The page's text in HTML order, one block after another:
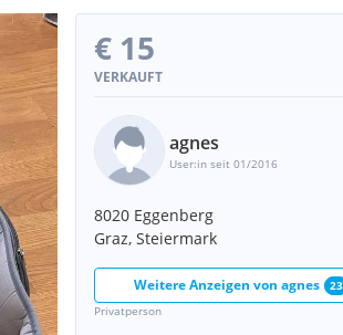
€ 15
VERKAUFT
agnes
User:in seit 01/2016
8020 Eggenberg
Graz, Steiermark
Weitere Anzeigen von agnes
23
Privatperson